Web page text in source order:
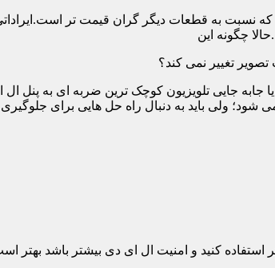
به قطعات دیگر گران قیمت تر
چگونه این
تصویر تغییر نمی کند؟
جابه جایی تلویزیون کوچک ترین ضربه ای به پنل
ولی باید به دنبال راه حل هایی برای
کنید و امنیت ال ای دی بیشتر باشد بهتر